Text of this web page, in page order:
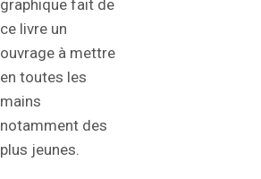
graphique fait de
ce livre un
ouvrage à mettre
en toutes les
mains
notamment des
plus jeunes.